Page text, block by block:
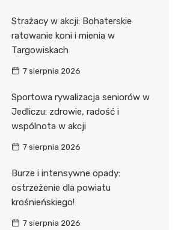
Strażacy w akcji: Bohaterskie
ratowanie koni i mienia w
Targowiskach
7 sierpnia 2026
Sportowa rywalizacja seniorów w
Jedliczu: zdrowie, radość i
wspólnota w akcji
7 sierpnia 2026
Burze i intensywne opady:
ostrzeżenie dla powiatu
krośnieńskiego!
7 sierpnia 2026